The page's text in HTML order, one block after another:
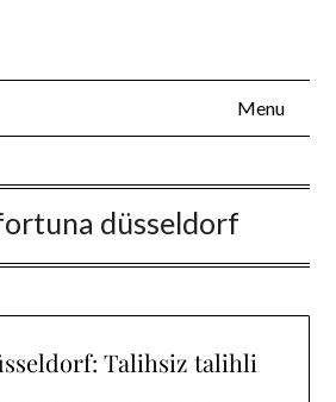
Menu
düsseldorf
Talihsiz talihli